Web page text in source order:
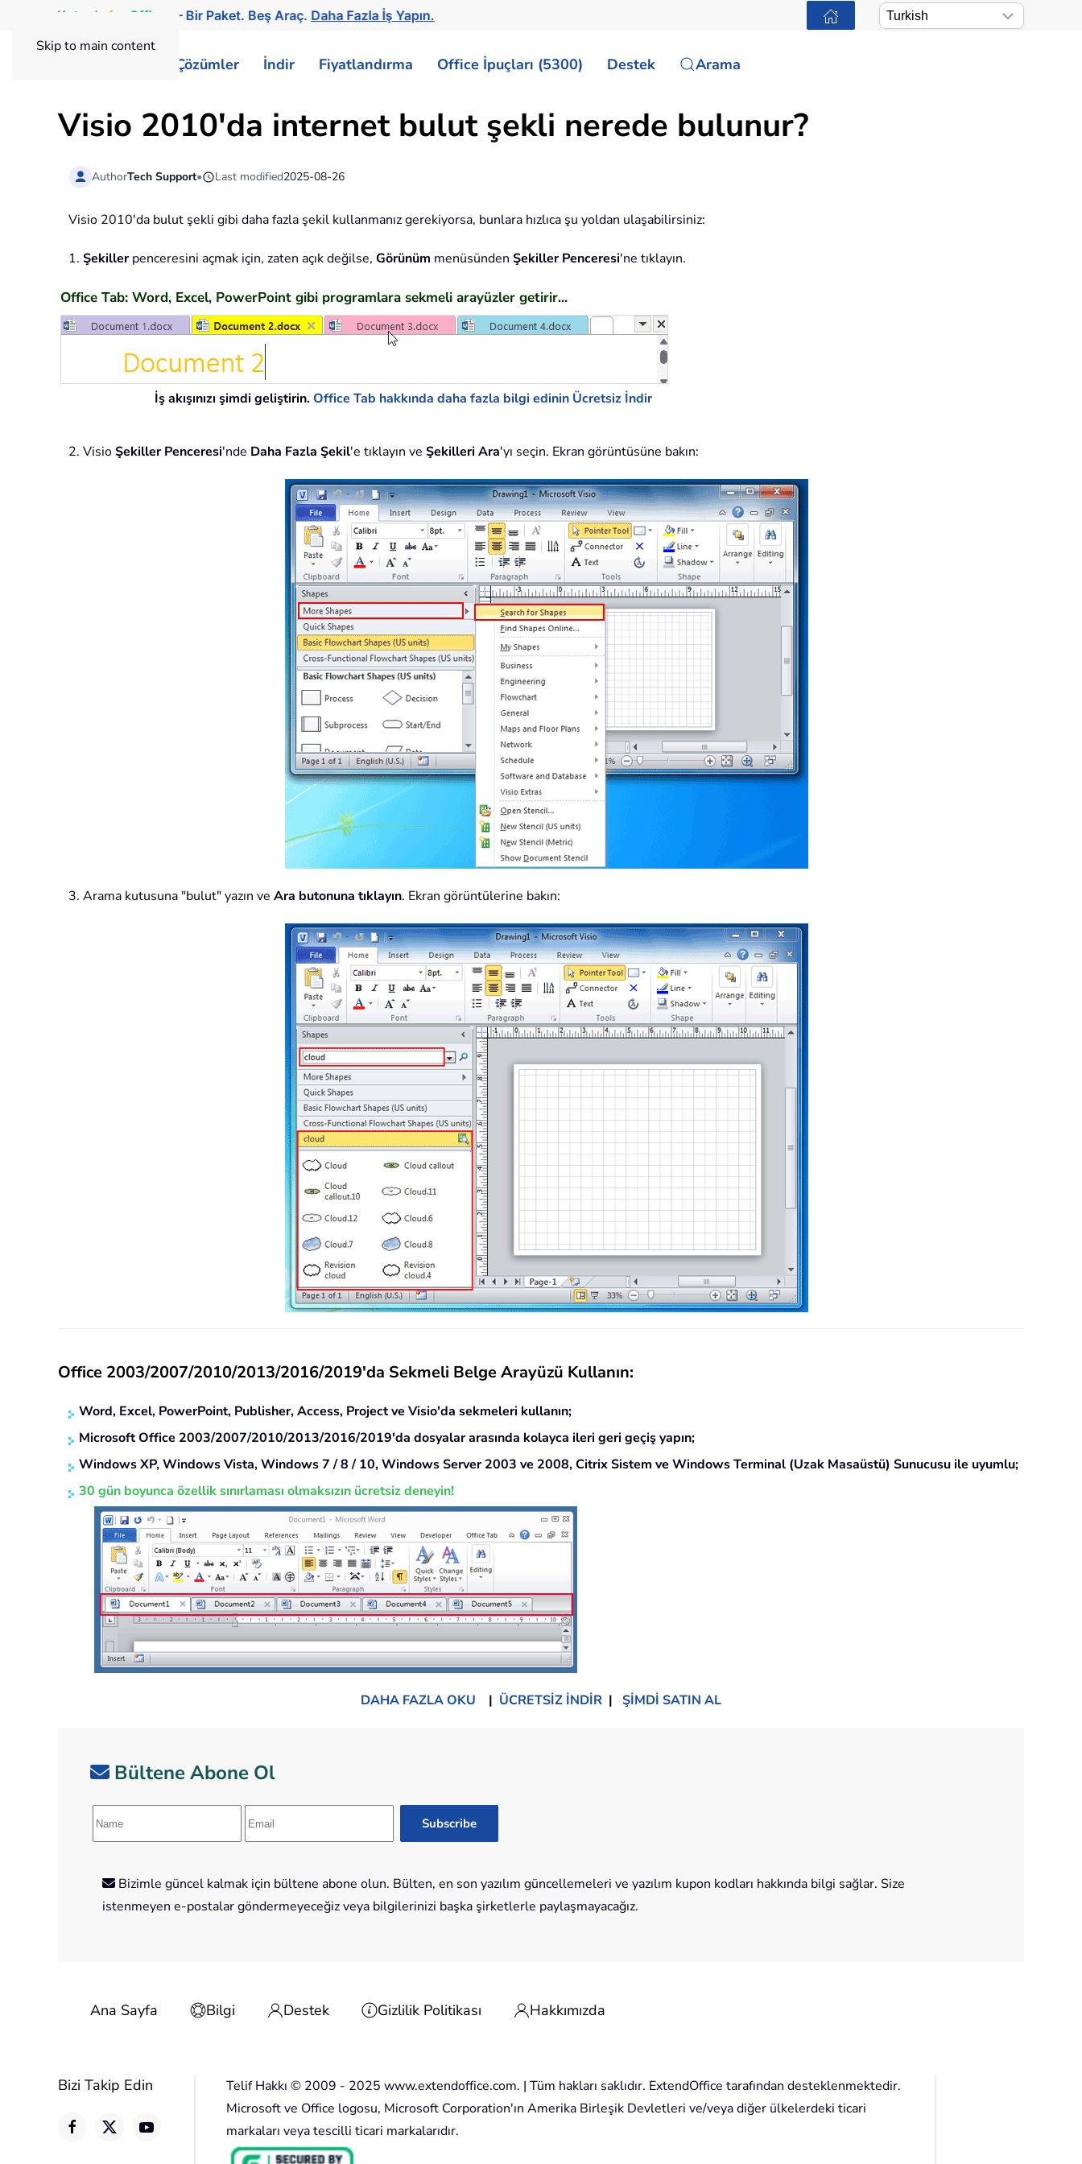
Skip to main content
Kutools for Office — Bir Paket. Beş Araç.Daha Fazla İş Yapın.
Çözümler İndir Fiyatlandırma Office İpuçları (5300) Destek Arama
Visio 2010'da internet bulut şekli nerede bulunur?
AuthorTech Support• Last modified2025-08-26
Visio 2010'da bulut şekli gibi daha fazla şekil kullanmanız gerekiyorsa, bunlara hızlıca şu yoldan ulaşabilirsiniz:
1. Şekillerpenceresini açmak için, zaten açık değilse, Görünüm menüsünden Şekiller Penceresi'ne tıklayın.
Office Tab: Word, Excel, PowerPoint gibi programlara sekmeli arayüzler getirir...
İş akışınızı şimdi geliştirin.Office Tab hakkında daha fazla bilgi edinin Ücretsiz İndir
2. VisioŞekiller Penceresi'nde Daha Fazla Şekil'e tıklayın ve Şekilleri Ara'yı seçin. Ekran görüntüsüne bakın:
3. Arama kutusuna "bulut" yazın ve Ara butonuna tıklayın. Ekran görüntülerine bakın:
Office 2003/2007/2010/2013/2016/2019'da Sekmeli Belge Arayüzü Kullanın:
Word, Excel, PowerPoint, Publisher, Access, Project ve Visio'da sekmeleri kullanın;
Microsoft Office 2003/2007/2010/2013/2016/2019'da dosyalar arasında kolayca ileri geri geçiş yapın;
Windows XP, Windows Vista, Windows 7 / 8 / 10, Windows Server 2003 ve 2008, Citrix Sistem ve Windows Terminal (Uzak Masaüstü) Sunucusu ile uyumlu;
30 gün boyunca özellik sınırlaması olmaksızın ücretsiz deneyin!
DAHA FAZLA OKU | ÜCRETSİZ İNDİR | ŞİMDİ SATIN AL
Bültene Abone Ol
Bizimle güncel kalmak için bültene abone olun. Bülten, en son yazılım güncellemeleri ve yazılım kupon kodları hakkında bilgi sağlar. Size
istenmeyen e-postalar göndermeyeceğiz veya bilgilerinizi başka şirketlerle paylaşmayacağız.
Ana Sayfa Bilgi Destek Gizlilik Politikası Hakkımızda
Bizi Takip Edin
Telif Hakkı © 2009 - 2025 www.extendoffice.com. | Tüm hakları saklıdır. ExtendOffice tarafından desteklenmektedir.
Microsoft ve Office logosu, Microsoft Corporation'ın Amerika Birleşik Devletleri ve/veya diğer ülkelerdeki ticari
markaları veya tescilli ticari markalarıdır.